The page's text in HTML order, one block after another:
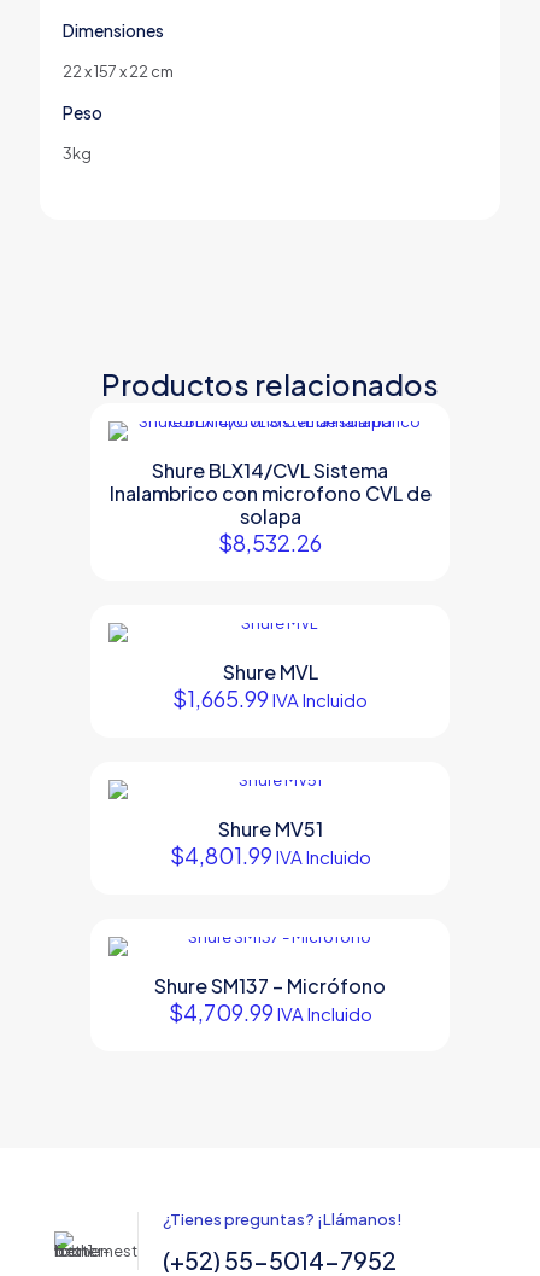
Dimensiones
22 x 157 x 22 cm
Peso
3kg
Productos relacionados
Shure BLX14/CVL Sistema
Inalambrico con microfono CVL de
solapa
$8,532.26
Shure MVL
$1,665.99 IVA Incluido
Shure MV51
$4,801.99 IVA Incluido
Shure SM137 – Micrófono
$4,709.99 IVA Incluido
¿Tienes preguntas? ¡Llámanos!
(+52) 55-5014-7952